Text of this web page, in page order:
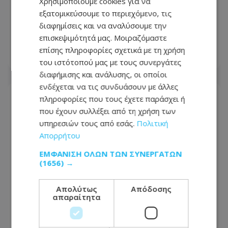
Αφγανό στη Λέσβο - Η αρχική εκδοχή
για το φονικό στην Κυψέλη και η
σιωπή στην απολογία
07.08.2026 - 08:16
εξατομικεύσουμε το περιεχόμενο, τις
διαφημίσεις και να αναλύσουμε την
επισκεψιμότητά μας. Μοιραζόμαστε
επίσης πληροφορίες σχετικά με τη χρήση
του ιστότοπού μας με τους συνεργάτες
διαφήμισης και ανάλυσης, οι οποίοι
ενδέχεται να τις συνδυάσουν με άλλες
πληροφορίες που τους έχετε παράσχει ή
που έχουν συλλέξει από τη χρήση των
υπηρεσιών τους από εσάς. Πολιτική
Απορρήτου
ΕΜΦΆΝΙΣΗ ΌΛΩΝ ΤΩΝ ΣΥΝΕΡΓΑΤΏΝ
(1656) →
Απολύτως
απαραίτητα
Απόδοσης